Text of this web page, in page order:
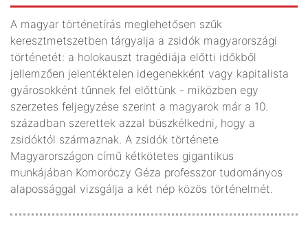
A magyar történetírás meglehetősen szűk
keresztmetszetben tárgyalja a zsidók magyarországi
történetét: a holokauszt tragédiája előtti időkből
jellemzően jelentéktelen idegenekként vagy kapitalista
gyárosokként tűnnek fel előttünk - miközben egy
szerzetes feljegyzése szerint a magyarok már a 10.
században szerettek azzal büsz­kélkedni, hogy a
zsidóktól származnak. A zsidók története
Magyarországon című kétkötetes gigantikus
munkájában Komoróczy Géza professzor tudományos
alapossággal vizsgálja a két nép közös történelmét.